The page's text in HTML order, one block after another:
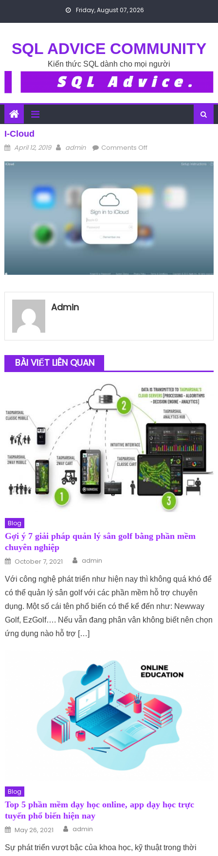
Friday, August 07, 2026
SQL ADVICE COMMUNITY
Kiến thức SQL dành cho mọi người
I-Cloud
Posted on
April 12, 2019 Author
admin Comments Offon i-cloud
Admin
BÀI VIẾT LIÊN QUAN
Blog
Gợi ý 7 giải pháp quản lý sân golf bằng phần mềm
chuyên nghiệp
Posted on
October 7, 2021 Author
admin
Với công nghệ phát triển như hiện nay thì không quá khó để
có thể quản lý sân golf với các phần mềm hỗ trợ chuyên
dụng. Một số cái tên phổ biến có thể kể đến như: Newway
Golf, EzGolf…. Nếu vẫn đang phân vân không biết nên chọn
ứng dụng nào hỗ trợ […]
Blog
Top 5 phần mềm dạy học online, app dạy học trực
tuyến phổ biến hiện nay
Posted on
May 26, 2021 Author
admin
Sự phát triển vượt bậc của khoa học, kỹ thuật trong thời